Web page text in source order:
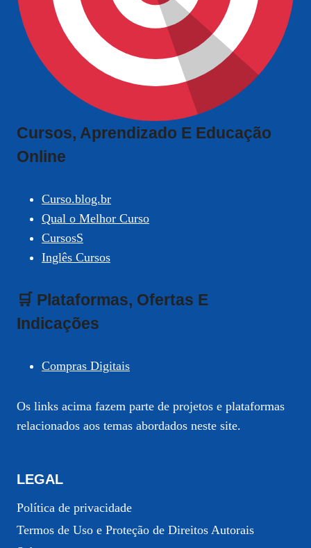
Cursos, Aprendizado E Educação
Online
Curso.blog.br
Qual o Melhor Curso
CursosS
Inglês Cursos
🛒 Plataformas, Ofertas E
Indicações
Compras Digitais
Os links acima fazem parte de projetos e plataformas
relacionados aos temas abordados neste site.
LEGAL
Política de privacidade
Termos de Uso e Proteção de Direitos Autorais